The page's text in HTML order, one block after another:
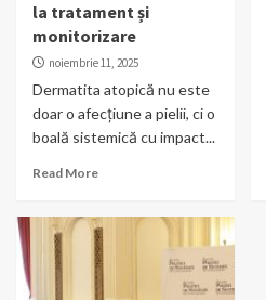
la tratament și
monitorizare
noiembrie 11, 2025
Dermatita atopică nu este
doar o afecțiune a pielii, ci o
boală sistemică cu impact...
Read More